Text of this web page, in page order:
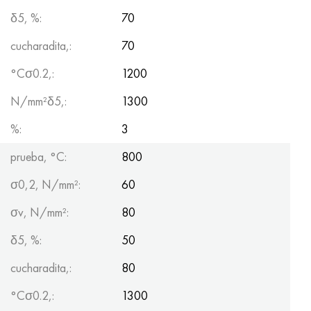
δ5, %:
70
cucharadita,:
70
°Сσ0.2,:
1200
N/mm²δ5,:
1300
%:
3
prueba, °С:
800
σ0,2, N/mm²:
60
σv, N/mm²:
80
δ5, %:
50
cucharadita,:
80
°Сσ0.2,:
1300